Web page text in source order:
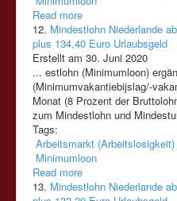
Read more
12. Mindestlohn Niederlande
plus 134,40 Euro Urlaubsgeld
Erstellt am 30. Juni 2020
... estlohn (Minimumloon)
(Minimumvakantiebijslag/-
Monat (8 Prozent der
zum Mindestlohn und
Tags:
Arbeitsmarkt (Arbeitslosigkeit)
Minimumloon
Read more
13. Mindestlohn Niederlande